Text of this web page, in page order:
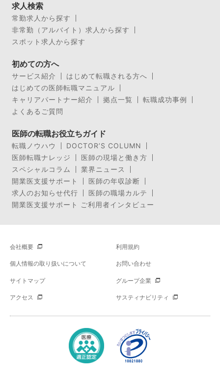
求人検索
常勤求人から探す
非常勤（アルバイト）求人から探す
スポット求人から探す
初めての方へ
サービス紹介
はじめて転職される方へ
はじめての医師転職マニュアル
キャリアパートナー紹介
拠点一覧
転職成功事例
よくあるご質問
医師の転職お役立ちガイド
転職ノウハウ
DOCTOR’S COLUMN
医師転職ナレッジ
医師の現場と働き方
スペシャルコラム
業界ニュース
開業医支援サポート
医師の年収診断
求人のお知らせ代行
医師の職場カルテ
開業医支援サポート ご利用者インタビュー
会社概要 利用規約
個人情報の取り扱いについて お問い合わせ
サイトマップ グループ企業
アクセス サスティナビリティ